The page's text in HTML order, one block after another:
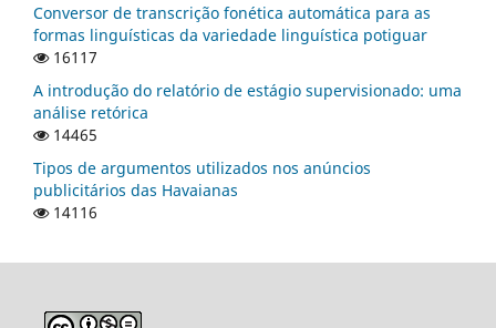
Conversor de transcrição fonética automática para as
formas linguísticas da variedade linguística potiguar
16117
A introdução do relatório de estágio supervisionado: uma
análise retórica
14465
Tipos de argumentos utilizados nos anúncios
publicitários das Havaianas
14116